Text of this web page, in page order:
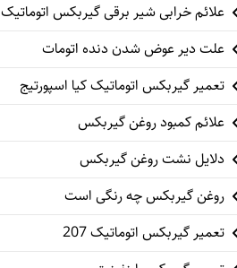
علائم خرابی شیر برقی گیربکس اتوماتیک
علت دیر عوض شدن دنده اتومات
تعمیر گیربکس اتوماتیک کیا اسپورتیج
علائم کمبود روغن گیربکس
دلایل نشت روغن گیربکس
روغن گیربکس چه رنگی است
تعمیر گیربکس اتوماتیک 207